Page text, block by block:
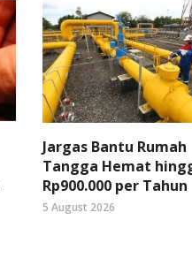
Jargas Bantu Rumah
Tangga Hemat
Rp900.000 per Tahun
5 August 2026